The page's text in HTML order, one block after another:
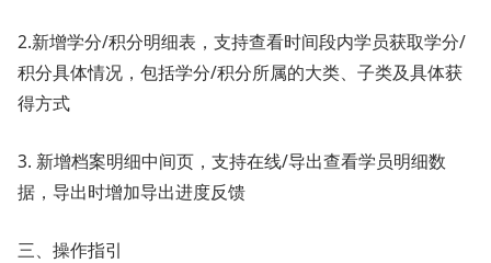
2.新增学分/积分明细表，支持查看时间段内学员获取学分/
积分具体情况，包括学分/积分所属的大类、子类及具体获
得方式
3. 新增档案明细中间页，支持在线/导出查看学员明细数
据，导出时增加导出进度反馈
三、操作指引